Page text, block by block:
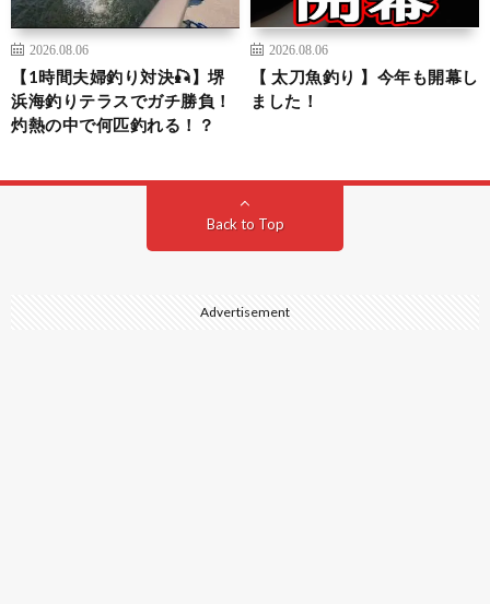
2026.08.06
【1時間夫婦釣り対決🎣】堺
浜海釣りテラスでガチ勝負！
灼熱の中で何匹釣れる！？
2026.08.06
【 太刀魚釣り 】今年も開幕し
ました！
Back to Top
Advertisement